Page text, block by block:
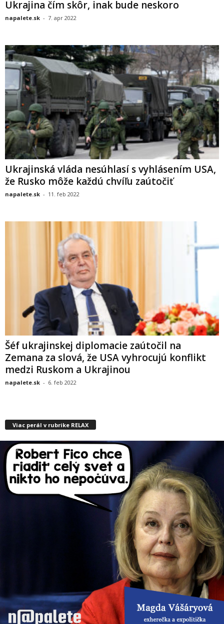
Ukrajina čím skôr, inak bude neskoro
napalete.sk - 7. apr 2022
Ukrajinská vláda nesúhlasí s vyhlásením USA,
že Rusko môže každú chvíľu zaútočiť
napalete.sk - 11. feb 2022
Šéf ukrajinskej diplomacie zaútočil na
Zemana za slová, že USA vyhrocujú konflikt
medzi Ruskom a Ukrajinou
napalete.sk - 6. feb 2022
Viac perál v rubrike RELAX